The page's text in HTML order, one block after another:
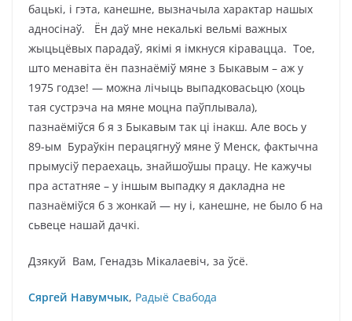
бацькі, і гэта, канешне, вызначыла характар нашых
адносінаў. Ён даў мне некалькі вельмі важных
жыцьцёвых парадаў, якімі я імкнуся кіравацца. Тое,
што менавіта ён пазнаёміў мяне з Быкавым – аж у
1975 годзе! — можна лічыць выпадковасьцю (хоць
тая сустрэча на мяне моцна паўплывала),
пазнаёміўся б я з Быкавым так ці інакш. Але вось у
89-ым Бураўкін перацягнуў мяне ў Менск, фактычна
прымусіў пераехаць, знайшоўшы працу. Не кажучы
пра астатняе – у іншым выпадку я дакладна не
пазнаёміўся б з жонкай — ну і, канешне, не было б на
сьвеце нашай дачкі.
Дзякуй Вам, Генадзь Мікалаевіч, за ўсё.
Сяргей Навумчык, Радыё Свабода